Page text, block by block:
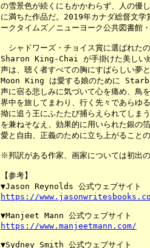
の雪景色が続くにもかかわらず、人の優
に満ちた作品だ。2019年カナダ総督文
ークタイムズ／ニューヨーク公共図書館
シャドワーズ・チョイス賞に選ばれた
Sharon King-Chai が手掛けた美し
声は、聴く者すべての胸にすばらしい
Moon King は愛する娘のために
声に宿る悲しみに気づいて心を痛め、鳥
界中を旅してまわり、行く先々であら
拗に追う王にふたたび捕らえられてしま
を兼ねそなえ、効果的に用いられた銀の
愛と自由、正義のために立ち上がること
※邦訳がある作家、画家については初出
【参考】
https://
https://www.manjeetmann.com/